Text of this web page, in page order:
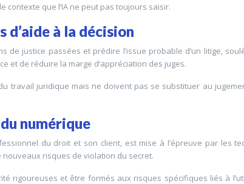
contexte que l’IA ne peut pas toujours saisir.
à la décision
de justice passées et prédire l’issue probable d’un litige,
et de réduire la marge d’appréciation des juges.
travail juridique mais ne doivent pas se substituer au
numérique
du droit et son client, est mise à l’épreuve par les
nouveaux risques de violation du secret.
rigoureuses et être formés aux risques spécifiques liés à